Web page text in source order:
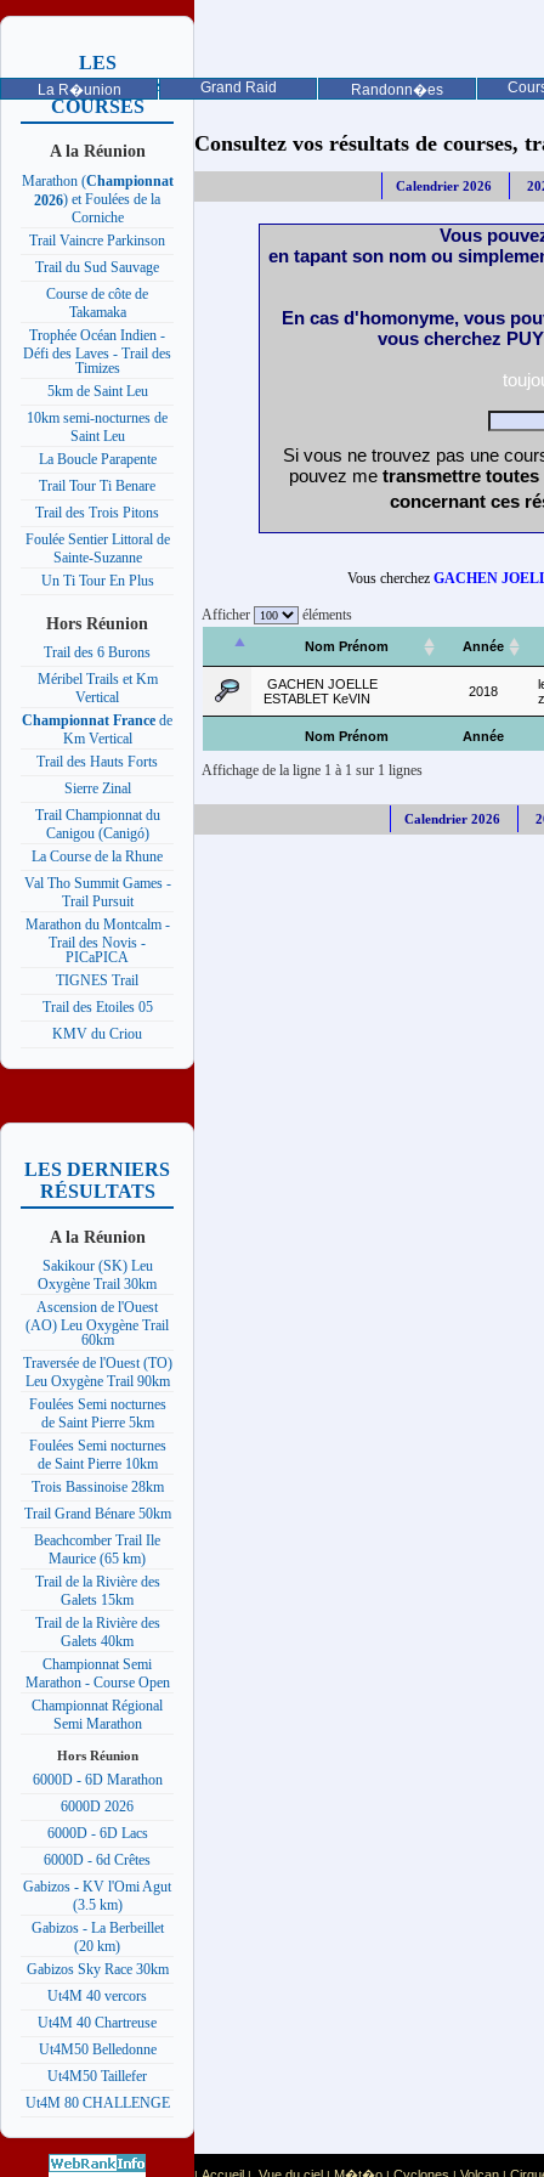
La R�union Grand Raid Randonn�es
LES
PROCHAINES
COURSES
A la Réunion
Marathon (Championnat
2026) et Foulées de la
Corniche
Trail Vaincre Parkinson
Trail du Sud Sauvage
Course de côte de
Takamaka
Trophée Océan Indien -
Défi des Laves - Trail des
Timizes
5km de Saint Leu
10km semi-nocturnes de
Saint Leu
La Boucle Parapente
Trail Tour Ti Benare
Trail des Trois Pitons
Foulée Sentier Littoral de
Sainte-Suzanne
Un Ti Tour En Plus
Hors Réunion
Trail des 6 Burons
Méribel Trails et Km
Vertical
Championnat France de
Km Vertical
Trail des Hauts Forts
Sierre Zinal
Trail Championnat du
Canigou (Canigó)
La Course de la Rhune
Val Tho Summit Games -
Trail Pursuit
Marathon du Montcalm -
Trail des Novis -
PICaPICA
TIGNES Trail
Trail des Etoiles 05
KMV du Criou
LES DERNIERS
RÉSULTATS
A la Réunion
Sakikour (SK) Leu
Oxygène Trail 30km
Ascension de l'Ouest
(AO) Leu Oxygène Trail
60km
Traversée de l'Ouest (TO)
Leu Oxygène Trail 90km
Foulées Semi nocturnes
de Saint Pierre 5km
Foulées Semi nocturnes
de Saint Pierre 10km
Trois Bassinoise 28km
Trail Grand Bénare 50km
Beachcomber Trail Ile
Maurice (65 km)
Trail de la Rivière des
Galets 15km
Trail de la Rivière des
Galets 40km
Championnat Semi
Marathon - Course Open
Championnat Régional
Semi Marathon
Hors Réunion
6000D - 6D Marathon
6000D 2026
6000D - 6D Lacs
6000D - 6d Crêtes
Gabizos - KV l'Omi Agut
(3.5 km)
Gabizos - La Berbeillet
(20 km)
Gabizos Sky Race 30km
Ut4M 40 vercors
Ut4M 40 Chartreuse
Ut4M50 Belledonne
Ut4M50 Taillefer
Ut4M 80 CHALLENGE
Consultez vos résultats de courses,
Calendrier 2026
Vous
en tapant son nom ou
En cas d'homonyme, vous
vous cherchez
Si vous ne trouvez pas une
pouvez me transmettre
concernant ces
Vous cherchez GACHEN
Afficher éléments
Nom Prénom Année
Nom Prénom Année
GACHEN JOELLE
ESTABLET KeVIN
2018
Affichage de la ligne 1 à 1 sur 1 lignes
Calendrier 2026